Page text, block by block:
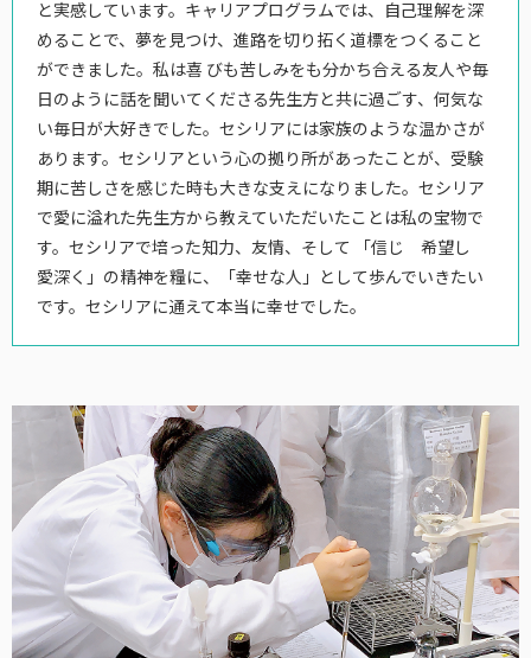
と実感しています。キャリアプログラムでは、自己理解を深
めることで、夢を見つけ、進路を切り拓く道標をつくること
ができました。私は喜 びも苦しみをも分かち合える友人や毎
日のように話を聞いてくださる先生方と共に過ごす、何気な
い毎日が大好きでした。セシリアには家族のような温かさが
あります。セシリアという心の拠り所があったことが、受験
期に苦しさを感じた時も大きな支えになりました。セシリア
で愛に溢れた先生方から教えていただいたことは私の宝物で
す。セシリアで培った知力、友情、そして 「信じ 希望し
愛深く」の精神を糧に、「幸せな人」として歩んでいきたい
です。セシリアに通えて本当に幸せでした。